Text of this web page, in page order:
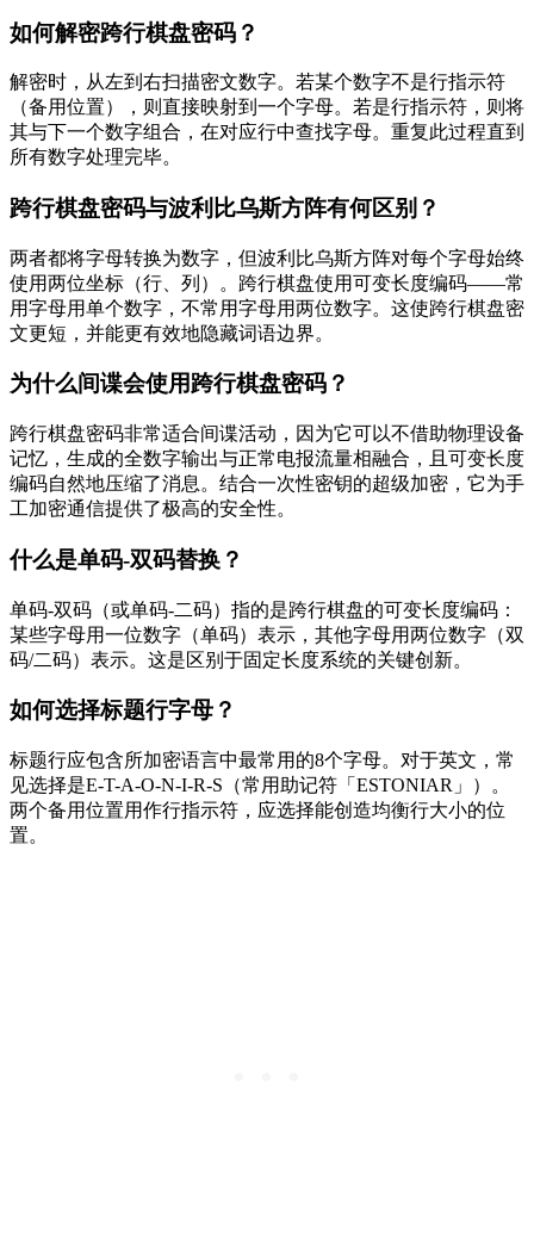
如何解密跨行棋盘密码？
解密时，从左到右扫描密文数字。若某个数字不是行指示符
（备用位置），则直接映射到一个字母。若是行指示符，则将
其与下一个数字组合，在对应行中查找字母。重复此过程直到
所有数字处理完毕。
跨行棋盘密码与波利比乌斯方阵有何区别？
两者都将字母转换为数字，但波利比乌斯方阵对每个字母始终
使用两位坐标（行、列）。跨行棋盘使用可变长度编码——常
用字母用单个数字，不常用字母用两位数字。这使跨行棋盘密
文更短，并能更有效地隐藏词语边界。
为什么间谍会使用跨行棋盘密码？
跨行棋盘密码非常适合间谍活动，因为它可以不借助物理设备
记忆，生成的全数字输出与正常电报流量相融合，且可变长度
编码自然地压缩了消息。结合一次性密钥的超级加密，它为手
工加密通信提供了极高的安全性。
什么是单码-双码替换？
单码-双码（或单码-二码）指的是跨行棋盘的可变长度编码：
某些字母用一位数字（单码）表示，其他字母用两位数字（双
码/二码）表示。这是区别于固定长度系统的关键创新。
如何选择标题行字母？
标题行应包含所加密语言中最常用的8个字母。对于英文，常
见选择是E-T-A-O-N-I-R-S（常用助记符「ESTONIAR」）。
两个备用位置用作行指示符，应选择能创造均衡行大小的位
置。